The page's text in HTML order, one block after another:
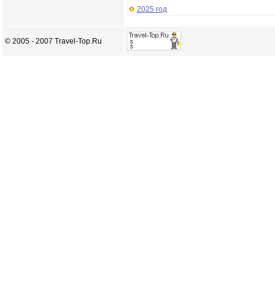
2025 год
© 2005 - 2007 Travel-Top.Ru